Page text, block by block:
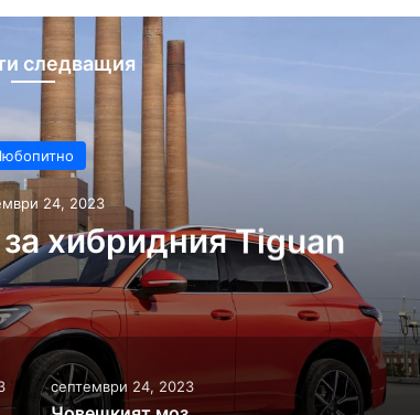
следващия
24, 2023
хибридния Tiguan
септември 24, 2023